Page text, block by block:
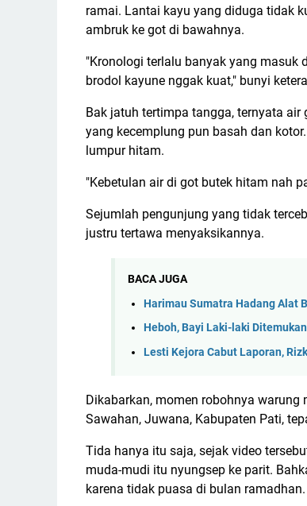
ramai. Lantai kayu yang diduga tidak
ambruk ke got di bawahnya.
"Kronologi terlalu banyak yang masuk
brodol kayune nggak kuat," bunyi
Bak jatuh tertimpa tangga, ternyata
yang kecemplung pun basah dan
lumpur hitam.
"Kebetulan air di got butek hitam nah
Sejumlah pengunjung yang tidak
justru tertawa menyaksikannya.
BACA JUGA
Harimau Sumatra Hadang Alat
Heboh, Bayi Laki-laki
Lesti Kejora Cabut Laporan,
Dikabarkan, momen robohnya
Sawahan, Juwana, Kabupaten Pati,
Tida hanya itu saja, sejak video
muda-mudi itu nyungsep ke parit.
karena tidak puasa di bulan ramadhan.